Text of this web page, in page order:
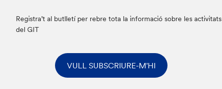
Registra’t al butlletí per rebre tota la informació sobre les activitats
del GIT
VULL SUBSCRIURE-M'HI